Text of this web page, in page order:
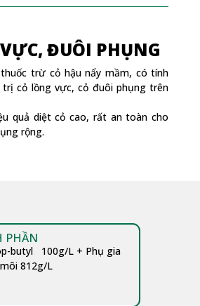
ĐUÔI PHỤNG
trừ cỏ hậu nẩy mầm, có tính
trị cỏ lồng vực, cỏ đuôi phụng trên
quả diệt cỏ cao, rất an toàn cho
rộng.
PHẦN
butyl 100g/L + Phụ gia
812g/L